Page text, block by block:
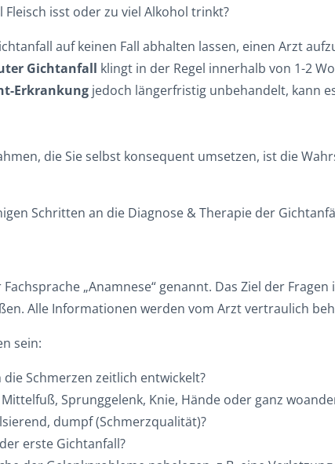
isst oder zu viel Alkohol trinkt?
auf keinen Fall abhalten lassen, einen Arzt
Gichtanfall klingt in der Regel innerhalb von 1-2
Erkrankung jedoch längerfristig unbehandelt, kann
die Sie selbst konsequent umsetzen, ist die
Schritten an die Diagnose & Therapie der
„Anamnese“ genannt. Das Ziel der
Alle Informationen werden vom Arzt vertraulich
sein:
Schmerzen zeitlich entwickelt?
Sprunggelenk, Knie, Hände oder ganz
dumpf (Schmerzqualität)?
erste Gichtanfall?